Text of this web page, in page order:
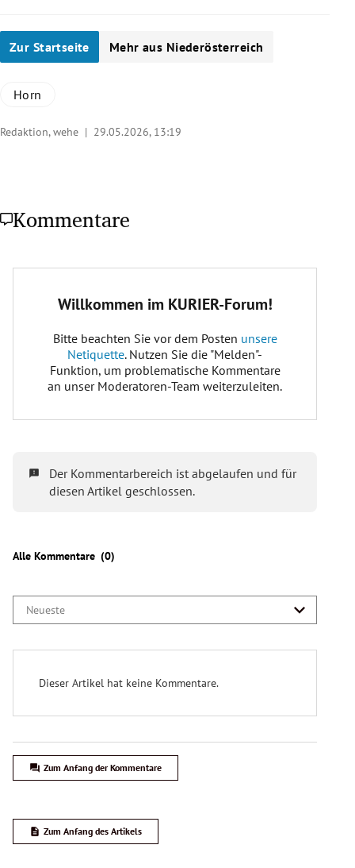
Zur Startseite Mehr aus Niederösterreich
Horn
Redaktion, wehe | 29.05.2026, 13:19
Kommentare